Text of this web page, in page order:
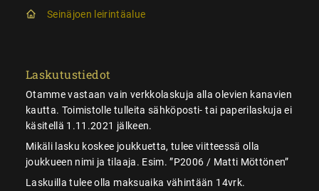
Seinäjoen leirintäalue
Laskutustiedot
Otamme vastaan vain verkkolaskuja alla olevien kanavien
kautta. Toimistolle tulleita sähköposti- tai paperilaskuja ei
käsitellä 1.11.2021 jälkeen.
Mikäli lasku koskee joukkuetta, tulee viitteessä olla
joukkueen nimi ja tilaaja. Esim. ”P2006 / Matti Möttönen”
Laskuilla tulee olla maksuaika vähintään 14vrk.